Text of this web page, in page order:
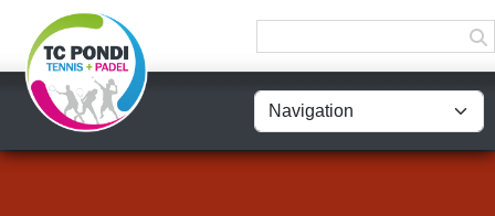
Panneau de gestion des cookies